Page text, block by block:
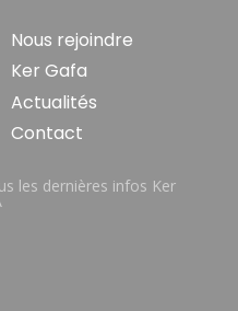
Nous rejoindre
Ker Gafa
Actualités
Contact
les dernières infos Ker